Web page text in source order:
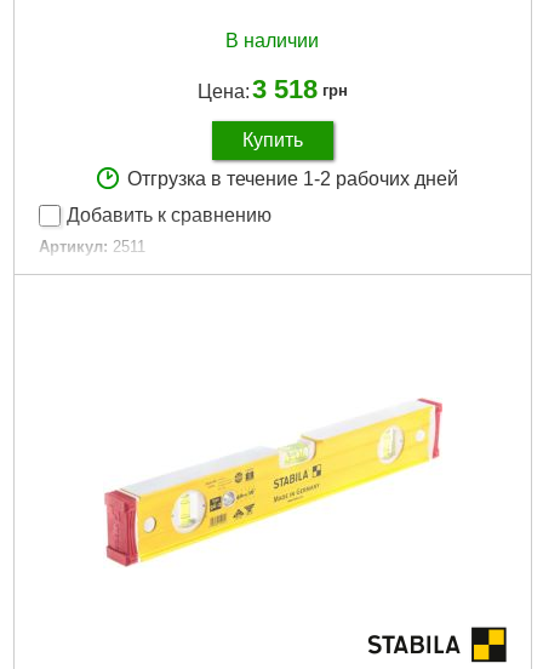
В наличии
Цена:3 518 грн
Купить
Отгрузка в течение 1-2 рабочих дней
Добавить к сравнению
Артикул: 2511
Код товара: 19.27.48